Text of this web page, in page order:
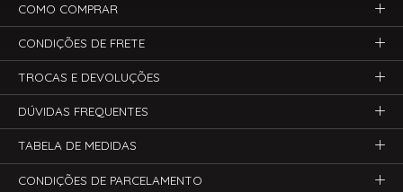
COMO COMPRAR
CONDIÇÕES DE FRETE
TROCAS E DEVOLUÇÕES
DÚVIDAS FREQUENTES
TABELA DE MEDIDAS
CONDIÇÕES DE PARCELAMENTO